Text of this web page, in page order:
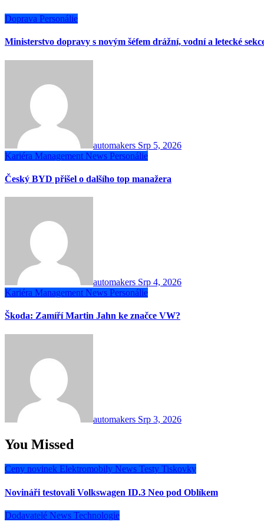
Doprava Personálie
Ministerstvo dopravy s novým šéfem drážní, vodní a letecké
automakers Srp 5, 2026
Kariéra Management News Personálie
Český BYD přišel o dalšího top manažera
automakers Srp 4, 2026
Kariéra Management News Personálie
Škoda: Zamíří Martin Jahn ke značce VW?
automakers Srp 3, 2026
You Missed
Ceny novinek Elektromobily News Testy Tiskovky
Novináři testovali Volkswagen ID.3 Neo pod Oblíkem
Dodavatelé News Technologie